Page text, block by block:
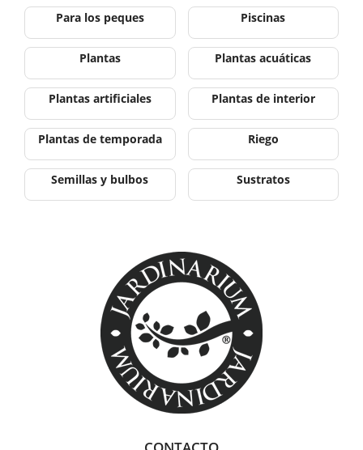
Para los peques Piscinas
Plantas Plantas acuáticas
Plantas artificiales Plantas de interior
Plantas de temporada Riego
Semillas y bulbos Sustratos